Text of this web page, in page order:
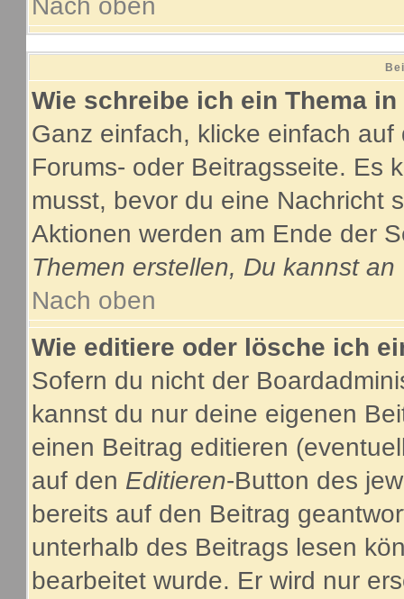
Nach oben
Wie schreibe ich ein Thema
Ganz einfach, klicke einfach
Forums- oder Beitragsseite. Es
musst, bevor du eine Nachricht
Aktionen werden am Ende der
Themen erstellen, Du kannst
Nach oben
Wie editiere oder lösche ich
Sofern du nicht der
kannst du nur deine eigenen
einen Beitrag editieren
auf den Editieren-Button des
bereits auf den Beitrag
unterhalb des Beitrags lesen
bearbeitet wurde. Er wird nur